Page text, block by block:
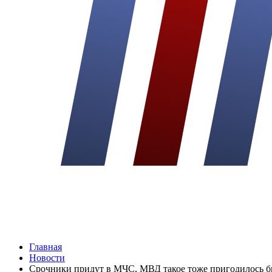
Главная
Новости
Срочники придут в МЧС, МВД такое тоже пригодилось